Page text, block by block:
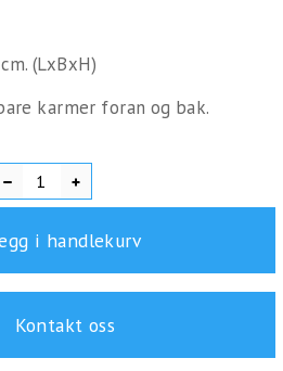
(LxBxH)
karmer foran og bak.
i handlekurv
Kontakt oss